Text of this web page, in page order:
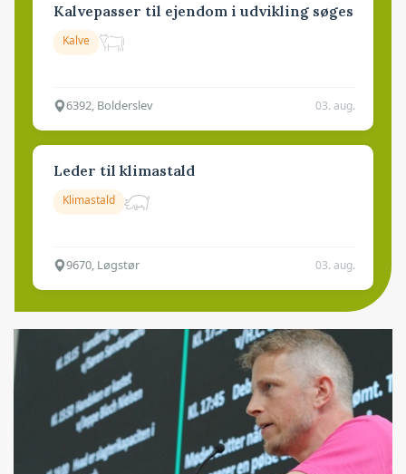
Kalvepasser til ejendom i udvikling søges
Kalve
6392, Bolderslev 03. aug.
Leder til klimastald
Klimastald
9670, Løgstør 03. aug.